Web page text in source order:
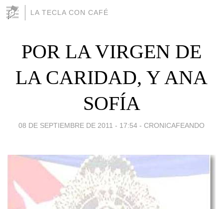
LA TECLA CON CAFÉ
POR LA VIRGEN DE
LA CARIDAD, Y ANA
SOFÍA
08 DE SEPTIEMBRE DE 2011 - 17:54 - CRONICAFEANDO